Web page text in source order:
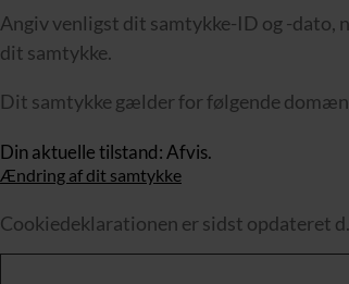
Angiv venligst dit samtykke-ID og -dato,
dit samtykke.
Dit samtykke gælder for følgende
Din aktuelle tilstand: Afvis.
Ændring af dit samtykke
Cookiedeklarationen er sidst opdateret